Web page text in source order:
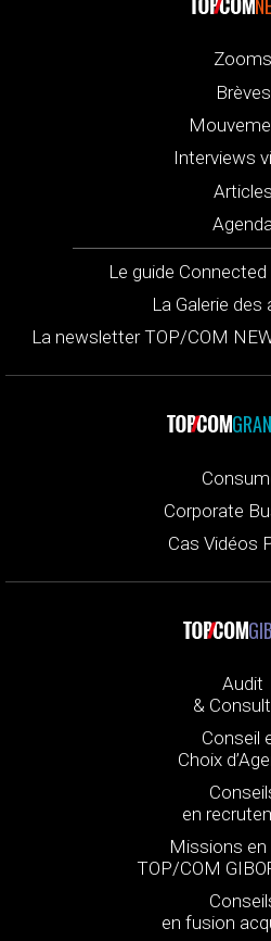
Zooms
Brèves
Interviews
Articles
Le guide
La Galerie des
La newsletter TOP/COM
Corporate
Cas Vidéos
Audit
&
Conseil
Choix
en
Missions en
TOP/COM
en fusion